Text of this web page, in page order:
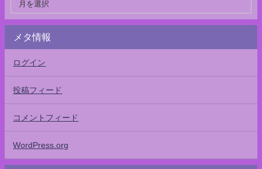
メタ情報
ログイン
投稿フィード
コメントフィード
WordPress.org